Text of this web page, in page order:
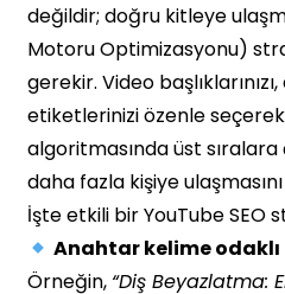
değildir; doğru kitleye
Motoru Optimizasyonu)
gerekir. Video başlıklarınızı,
etiketlerinizi özenle seçerek
algoritmasında üst sıralara
daha fazla kişiye
İşte etkili bir YouTube SEO
Anahtar kelime
Örneğin, “Diş Beyazlatma: